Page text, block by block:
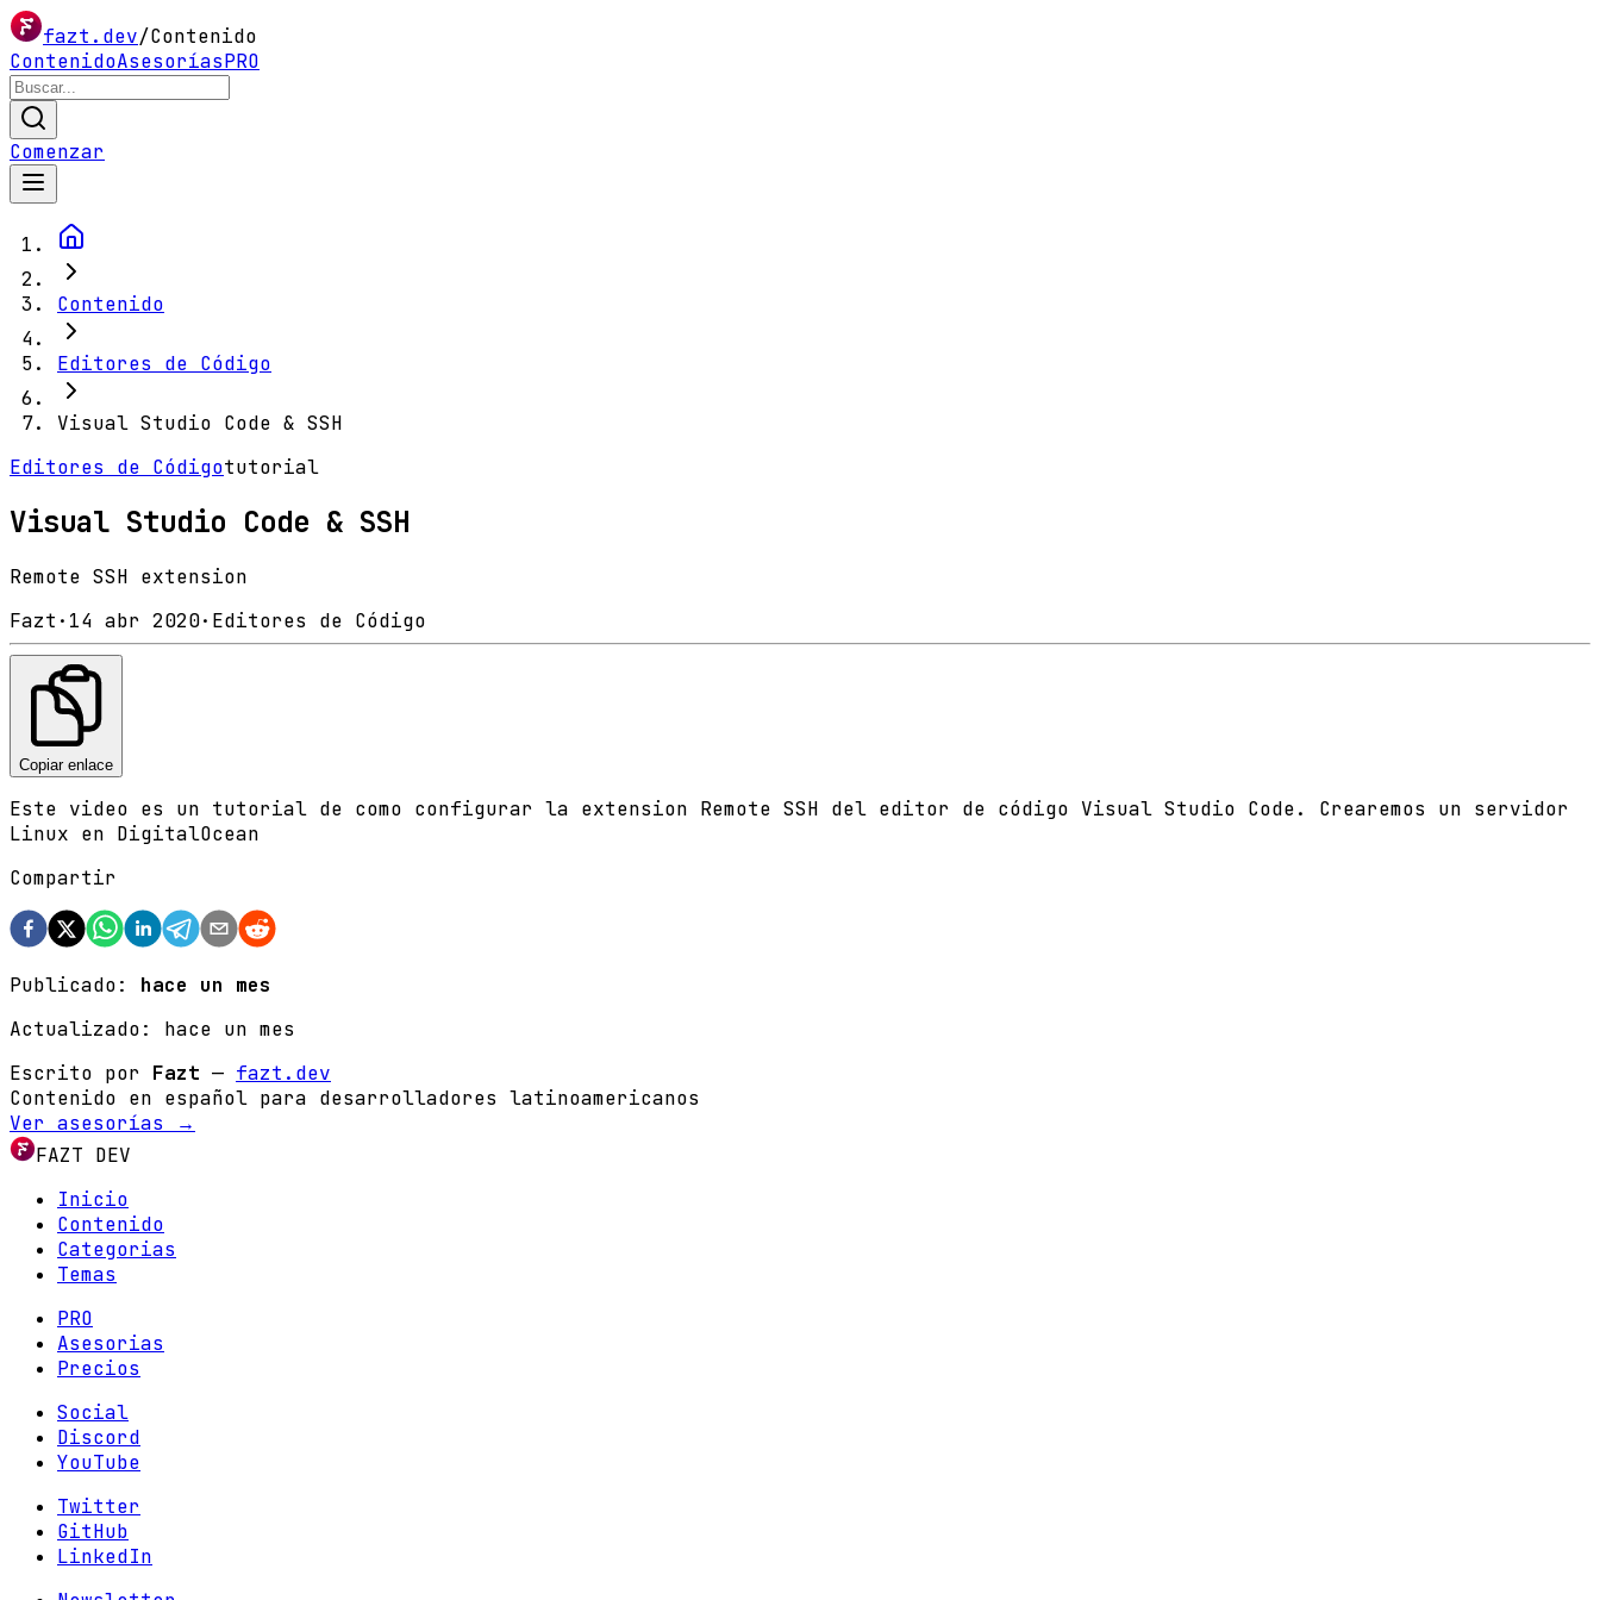
fazt.dev/Contenido
ContenidoAsesoríasPRO
Comenzar
Contenido
Editores de Código
Visual Studio Code & SSH
Editores de Códigotutorial
Visual Studio Code & SSH
Remote SSH extension
Fazt · 14 abr 2020· Editores de Código
Copiar enlace
Este video es un tutorial de como configurar la extension Remote SSH del editor de código Visual Studio Code. Crearemos un servidor
Linux en DigitalOcean
Compartir
Publicado:
hace un mes
Actualizado: hace un mes
Escrito por Fazt — fazt.dev
Contenido en español para desarrolladores latinoamericanos
Ver asesorías →
FAZT DEV
Inicio
Contenido
Categorias
Temas
PRO
Asesorias
Precios
Social
Discord
YouTube
Twitter
GitHub
LinkedIn